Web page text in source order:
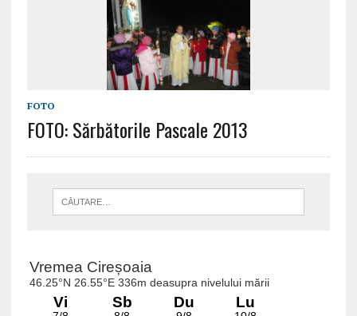
FOTO
FOTO: Sărbătorile Pascale 2013